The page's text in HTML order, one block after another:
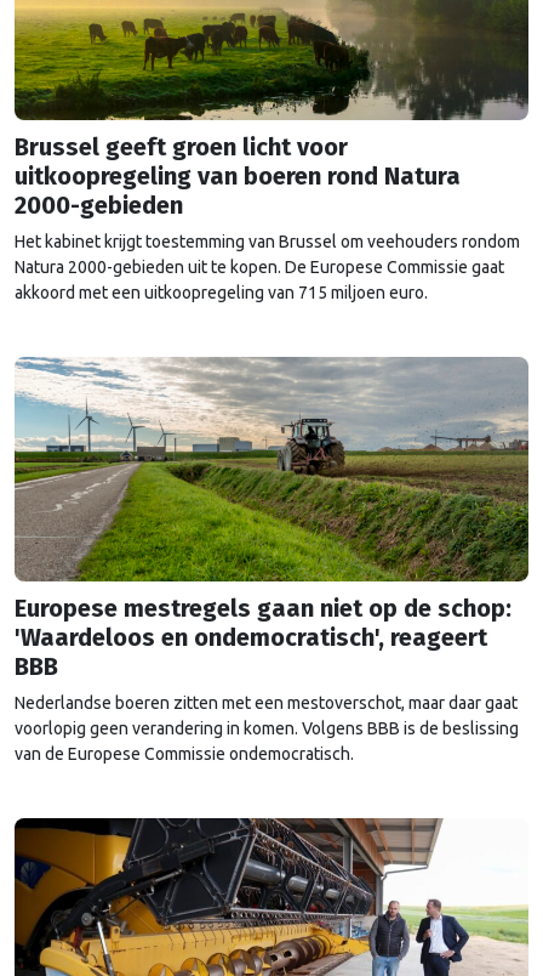
Brussel geeft groen licht voor
uitkoopregeling van boeren rond Natura
2000-gebieden
Het kabinet krijgt toestemming van Brussel om veehouders rondom
Natura 2000-gebieden uit te kopen. De Europese Commissie gaat
akkoord met een uitkoopregeling van 715 miljoen euro.
Europese mestregels gaan niet op de schop:
'Waardeloos en ondemocratisch', reageert
BBB
Nederlandse boeren zitten met een mestoverschot, maar daar gaat
voorlopig geen verandering in komen. Volgens BBB is de beslissing
van de Europese Commissie ondemocratisch.